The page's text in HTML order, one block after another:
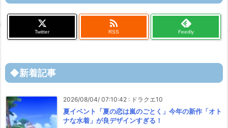
Twitter

RSS Feedly
◆新着記事
2026/08/04/ 07:10:42 : ドラクエ10
夏イベント「夏の恋は嵐のごとく」今年の新作「オト
ナな水着」が良デザインすぎる！